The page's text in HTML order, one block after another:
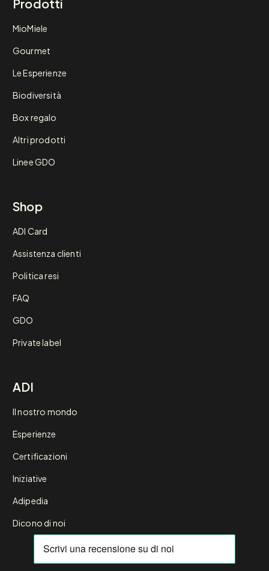
Prodotti
MioMiele
Gourmet
Le Esperienze
Biodiversità
Box regalo
Altri prodotti
Linee GDO
Shop
ADI Card
Assistenza clienti
Politica resi
FAQ
GDO
Private label
ADI
Il nostro mondo
Esperienze
Certificazioni
Iniziative
Adipedia
Dicono di noi